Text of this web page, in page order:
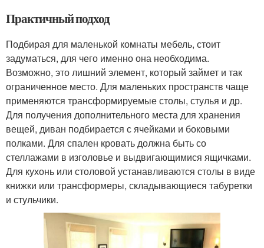
Практичный подход
Подбирая для маленькой комнаты мебель, стоит
задуматься, для чего именно она необходима.
Возможно, это лишний элемент, который займет и так
ограниченное место. Для маленьких пространств чаще
применяются трансформируемые столы, стулья и др.
Для получения дополнительного места для хранения
вещей, диван подбирается с ячейками и боковыми
полками. Для спален кровать должна быть со
стеллажами в изголовье и выдвигающимися ящичками.
Для кухонь или столовой устанавливаются столы в виде
книжки или трансформеры, складывающиеся табуретки
и стульчики.